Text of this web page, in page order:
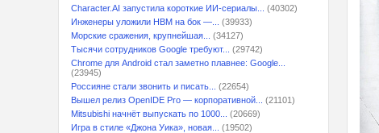
Character.AI запустила короткие ИИ-сериалы...
(40302)
Инженеры уложили HBM на бок —...
(39933)
Морские сражения, крупнейшая...
(34127)
Тысячи сотрудников Google требуют...
(29742)
Chrome для Android стал заметно плавнее: Google...
(23945)
Россияне стали звонить и писать...
(22654)
Вышел релиз OpenIDE Pro — корпоративной...
(21101)
Mitsubishi начнёт выпускать по 1000...
(20669)
Игра в стиле «Джона Уика», новая...
(19502)